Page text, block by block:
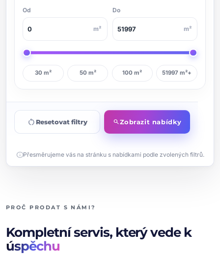
Od
m²
Do
m²
30 m² 50 m² 100 m² 51997 m²+
restart_alt Resetovat filtry searchZobrazit nabídky
infoPřesměrujeme vás na stránku s nabídkami podle zvolených filtrů.
PROČ PRODAT S NÁMI?
Kompletní servis, který vede k
úspěchu